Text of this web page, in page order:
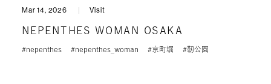
Mar 14, 2026 Visit
NEPENTHES WOMAN OSAKA
#nepenthes #nepenthes_woman #京町堀 #靭公園